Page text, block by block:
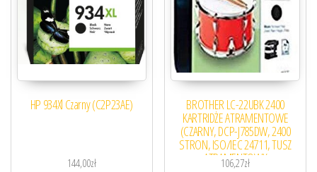
HP 934Xl Czarny (C2P23AE)
144,00zł
BROTHER LC-22UBK 2400
KARTRIDŻE ATRAMENTOWE
(CZARNY, DCP-J785DW, 2400
STRON, ISO/IEC 24711, TUSZ
ATRAMENTOWY
106,27zł